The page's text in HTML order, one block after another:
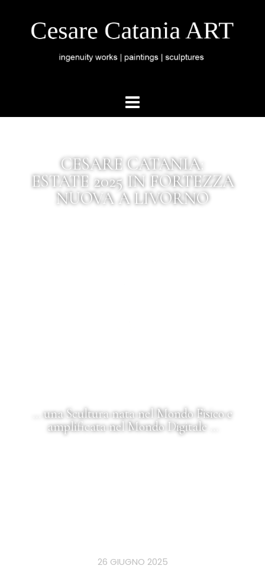
CESARE CATANIA:
ESTATE 2025 IN FORTEZZA
NUOVA A LIVORNO
... una Scultura nata nel Mondo Fisico e
amplificata nel Mondo Digitale ...
26 GIUGNO 2025